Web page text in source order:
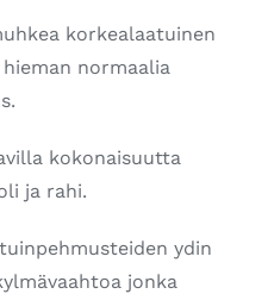
korkealaatuinen
normaalia
kokonaisuutta
ja rahi.
ydin
jonka